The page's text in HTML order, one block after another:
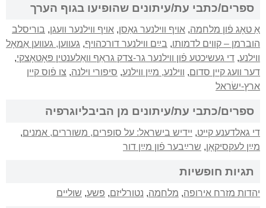
ספרים/כתבי עת/עיתונים שהופיעו בגוף הערך
אַ טאָג פֿון מלחמה, אויף ווילנער גאַסן, אויף ווילנער וועגן, בוריסלב
הוברמן – קווים לדמותו, בײַם ווילנער דורכהויף, געווען, געווען אַמאָל
ווילנע, די געשיכטע פֿון ווילנער גר-צדק גראַף וואַלענטין פּאָטאָצקי,
דער וועג קיין סדום, ווילנע, מײַן ווילנע, סיפורי וילנה, צו פֿוס קיין
ארץ-ישׂראל
ספרים/כתבי עת/עיתונים מן הביבליוגרפיה
די גאלדענע קייט, יידיש בישראל: על סופרים, משוררים, אמנים,
מײַן לעקסיקאָן, שרײַבער פֿון מײַן דור
תגיות חופשיות
יהדות מזרח אירופה, מלחמה, נטורליזם, פשע, שוליים